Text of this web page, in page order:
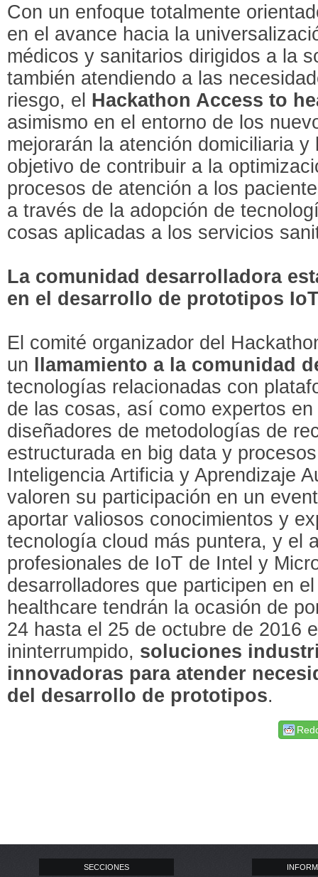
Con un enfoque totalmente
en el avance hacia la
médicos y sanitarios dirigidos a la
también atendiendo a las
riesgo, el Hackathon Access to
asimismo en el entorno de los
mejorarán la atención domiciliaria
objetivo de contribuir a la
procesos de atención a los
a través de la adopción de
cosas aplicadas a los servicios
La comunidad desarrolladora
en el desarrollo de prototipos
El comité organizador del
un llamamiento a la comunidad
tecnologías relacionadas con
de las cosas, así como expertos
diseñadores de metodologías de
estructurada en big data y
Inteligencia Artificia y Aprendizaje
valoren su participación en un
aportar valiosos conocimientos y
tecnología cloud más puntera, y el
profesionales de IoT de Intel y
desarrolladores que participen en
healthcare tendrán la ocasión de
24 hasta el 25 de octubre de 2016
ininterrumpido, soluciones
innovadoras para atender
del desarrollo de prototipos.
SECCIONES